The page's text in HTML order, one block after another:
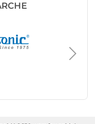
MSI